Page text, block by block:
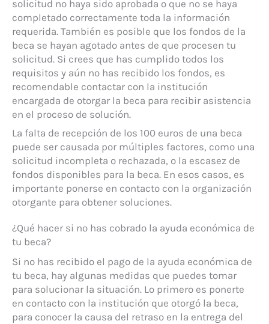
solicitud no haya sido aprobada o que no se haya
completado correctamente toda la información
requerida. También es posible que los fondos de la
beca se hayan agotado antes de que procesen tu
solicitud. Si crees que has cumplido todos los
requisitos y aún no has recibido los fondos, es
recomendable contactar con la institución
encargada de otorgar la beca para recibir asistencia
en el proceso de solución.
La falta de recepción de los 100 euros de una beca
puede ser causada por múltiples factores, como una
solicitud incompleta o rechazada, o la escasez de
fondos disponibles para la beca. En esos casos, es
importante ponerse en contacto con la organización
otorgante para obtener soluciones.
¿Qué hacer si no has cobrado la ayuda económica de
tu beca?
Si no has recibido el pago de la ayuda económica de
tu beca, hay algunas medidas que puedes tomar
para solucionar la situación. Lo primero es ponerte
en contacto con la institución que otorgó la beca,
para conocer la causa del retraso en la entrega del